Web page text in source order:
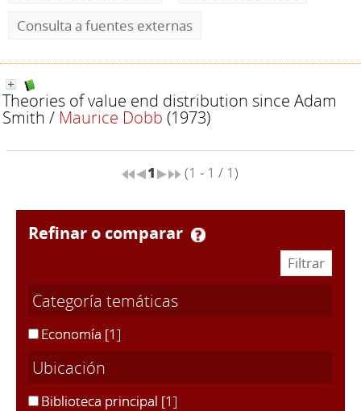
Consulta a fuentes externas
Theories of value end distribution since Adam
Smith / Maurice Dobb (1973)
1 (1 - 1 / 1)
refinar o comparar
Categoría temáticas
Economía [1]
Ubicación
Biblioteca principal [1]